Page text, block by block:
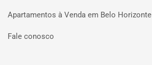
Apartamentos à Venda em Belo Horizonte
Fale conosco